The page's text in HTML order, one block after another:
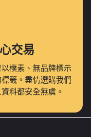
交易
樸素、無品牌標示
籤。盡情選購我們
料都安全無虞。